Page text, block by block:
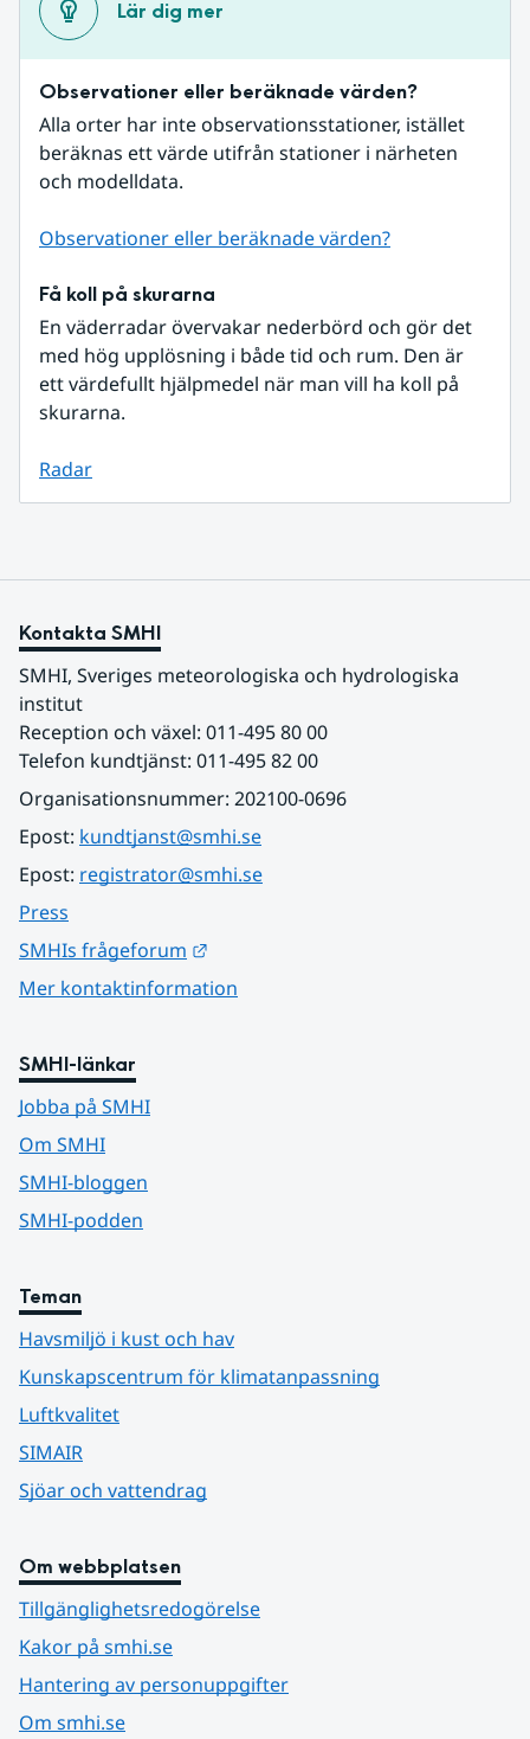
Lär dig mer
Observationer eller beräknade värden?
Alla orter har inte observationsstationer, istället
beräknas ett värde utifrån stationer i närheten
och modelldata.
Observationer eller beräknade värden?
Få koll på skurarna
En väderradar övervakar nederbörd och gör det
med hög upplösning i både tid och rum. Den är
ett värdefullt hjälpmedel när man vill ha koll på
skurarna.
Radar
Kontakta SMHI
SMHI, Sveriges meteorologiska och hydrologiska
institut
Reception och växel: 011-495 80 00
Telefon kundtjänst: 011-495 82 00
Organisationsnummer: 202100-0696
Epost: kundtjanst@smhi.se
Epost: registrator@smhi.se
Press
SMHIs frågeforum
Mer kontaktinformation
SMHI-länkar
Jobba på SMHI
Om SMHI
SMHI-bloggen
SMHI-podden
Teman
Havsmiljö i kust och hav
Kunskapscentrum för klimatanpassning
Luftkvalitet
SIMAIR
Sjöar och vattendrag
Om webbplatsen
Tillgänglighetsredogörelse
Kakor på smhi.se
Hantering av personuppgifter
Om smhi.se